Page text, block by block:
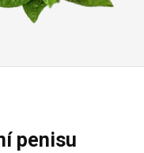
penisu